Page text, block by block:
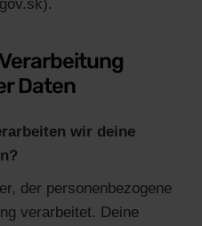
Daten
wir deine
der personenbezogene
verarbeitet. Deine